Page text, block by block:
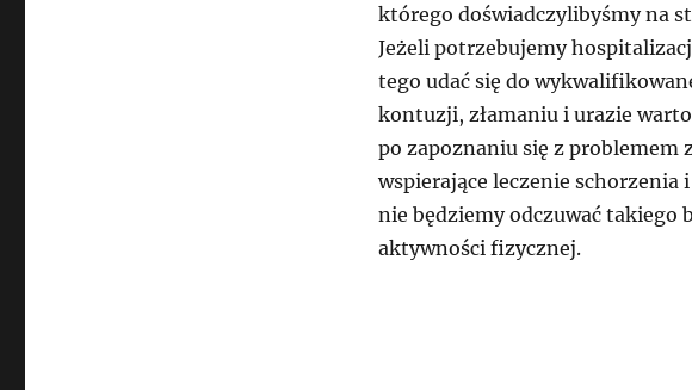
którego doświadczylibyśmy na
Jeżeli potrzebujemy
tego udać się do
kontuzji, złamaniu i urazie
po zapoznaniu się z problemem
wspierające leczenie
nie będziemy odczuwać takiego
aktywności fizycznej.